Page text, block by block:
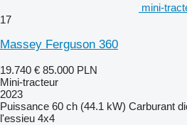
mini-
17
Massey Ferguson 360
19.740 € 85.000 PLN
Mini-tracteur
2023
Puissance 60 ch (44.1 kW) Carburant
l'essieu 4x4